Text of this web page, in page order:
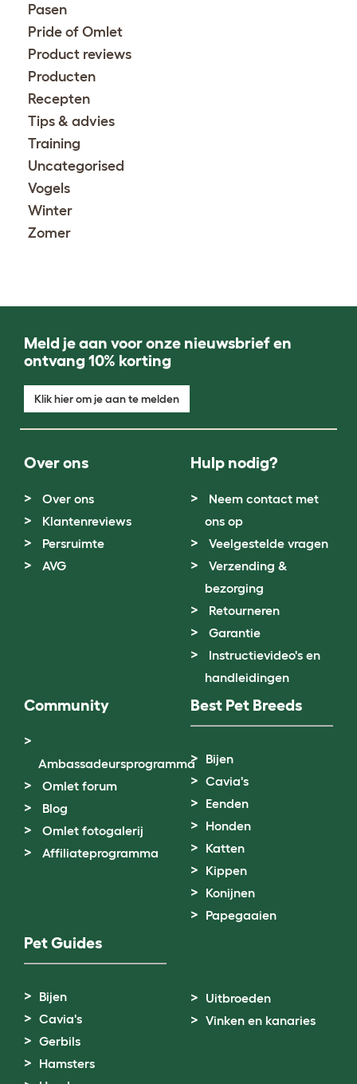
Pasen
Pride of Omlet
Product reviews
Producten
Recepten
Tips & advies
Training
Uncategorised
Vogels
Winter
Zomer
Meld je aan voor onze nieuwsbrief en
ontvang 10% korting
Klik hier om je aan te melden
Over ons
Over ons
Klantenreviews
Persruimte
AVG
Hulp nodig?
Neem contact met
ons op
Veelgestelde vragen
Verzending &
bezorging
Retourneren
Garantie
Instructievideo's en
handleidingen
Community
Ambassadeursprogramma
Omlet forum
Blog
Omlet fotogalerij
Affiliateprogramma
Best Pet Breeds
Bijen
Cavia's
Eenden
Honden
Katten
Kippen
Konijnen
Papegaaien
Pet Guides
Bijen
Cavia's
Gerbils
Hamsters
Uitbroeden
Vinken en kanaries